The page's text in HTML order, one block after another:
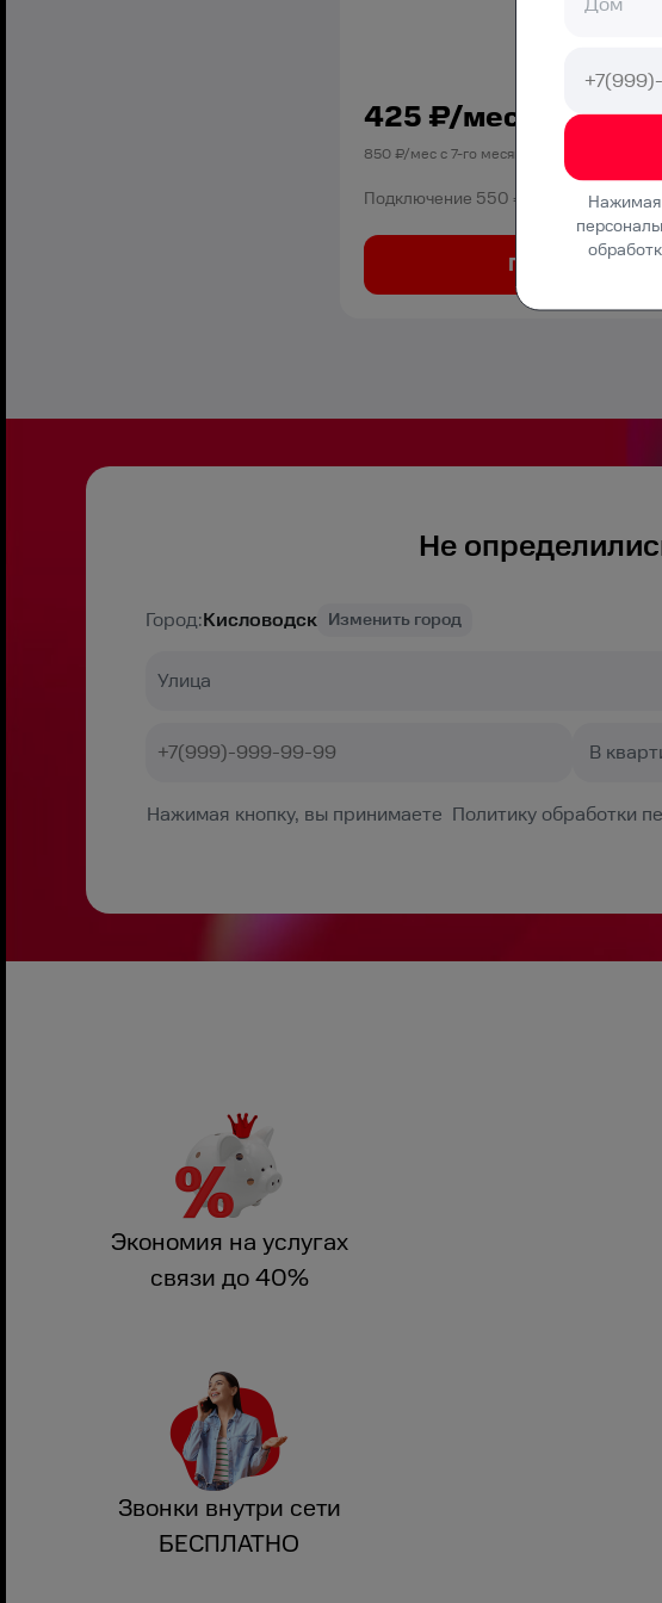
425 ₽/мес
850₽/мес с7-го месяца
Подключение 550 ₽
Подключить
Не
Город:Кисловодск Изменить город
Нажимая кнопку, вы принимаете Политику обработки
Экономия на услугах
связи до 40%
Звонки внутри сети
БЕСПЛАТНО
Нажимая